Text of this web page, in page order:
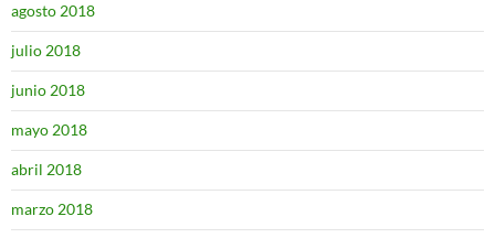
agosto 2018
julio 2018
junio 2018
mayo 2018
abril 2018
marzo 2018